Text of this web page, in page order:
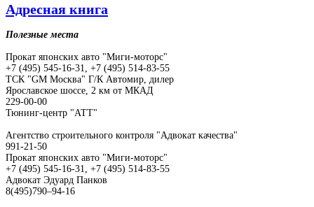
Адресная книга
Полезные места
Прокат японских авто "Миги-моторс"
+7 (495) 545-16-31, +7 (495) 514-83-55
ТСК "GM Москва" Г/К Автомир, дилер
Ярославское шоссе, 2 км от МКАД
229-00-00
Тюнинг-центр "АТТ"
Агентство строительного контроля "Адвокат качества"
991-21-50
Прокат японских авто "Миги-моторс"
+7 (495) 545-16-31, +7 (495) 514-83-55
Адвокат Эдуард Панков
8(495)790–94-16